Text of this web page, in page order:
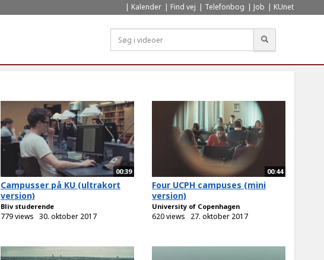
Kalender Find vej Telefonbog Job KUnet
00:39
Campusser på KU (ultrakort
version)
Bliv studerende
779 views 30. oktober 2017
00:44
Four UCPH campuses (mini
version)
University of Copenhagen
620 views 27. oktober 2017